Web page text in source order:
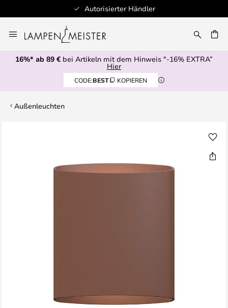
Autorisierter Händler
Inhalt
springen
16%* ab 89 € bei Artikeln mit dem Hinweis "-16% EXTRA”
Hier
CODE:BEST KOPIEREN
Außenleuchten